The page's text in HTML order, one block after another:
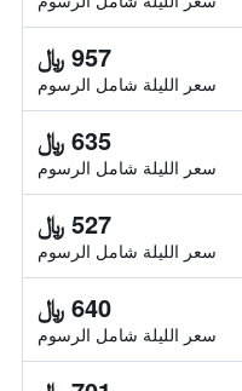
957 ﷼
سعر الليلة شامل الرسوم
635 ﷼
سعر الليلة شامل الرسوم
527 ﷼
سعر الليلة شامل الرسوم
640 ﷼
سعر الليلة شامل الرسوم